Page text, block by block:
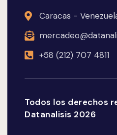
Caracas -
+58 (212) 707 4811
Todos los derechos
Datanalisis 2026